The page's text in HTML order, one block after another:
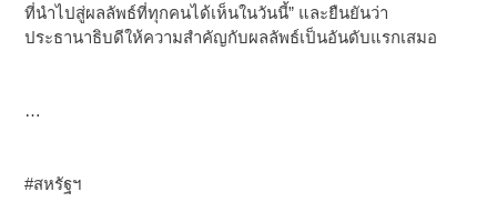
ที่นำไปสู่ผลลัพธ์ที่ทุกคนได้เห็นในวันนี้” และยืนยันว่า
ประธานาธิบดีให้ความสำคัญกับผลลัพธ์เป็นอันดับแรกเสมอ
…
#สหรัฐฯ